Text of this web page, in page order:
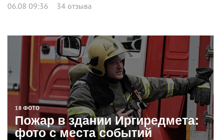
06.08 09:36 34 отзыва
18 ФОТО
Пожар в здании Иргиредмета:
фото с места событий